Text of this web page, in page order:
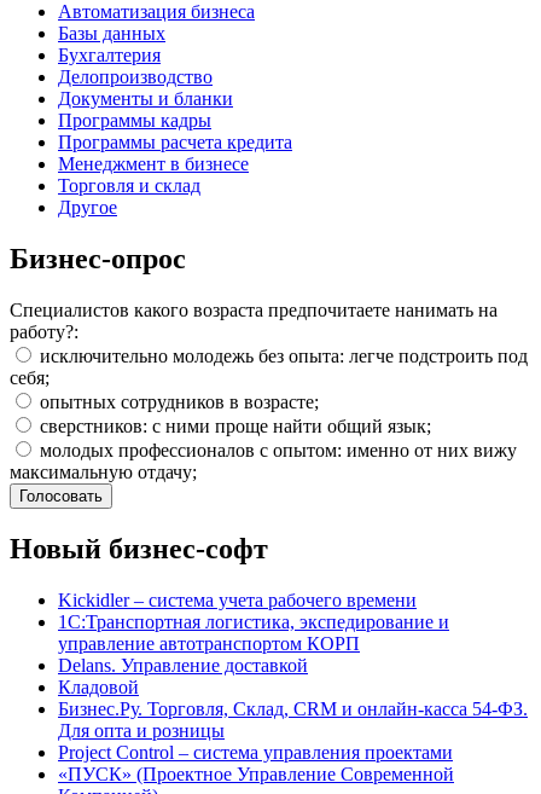
Автоматизация бизнеса
Базы данных
Бухгалтерия
Делопроизводство
Документы и бланки
Программы кадры
Программы расчета кредита
Менеджмент в бизнесе
Торговля и склад
Другое
Бизнес-опрос
Специалистов какого возраста предпочитаете нанимать на
работу?:
исключительно молодежь без опыта: легче подстроить под
себя;
опытных сотрудников в возрасте;
сверстников: с ними проще найти общий язык;
молодых профессионалов с опытом: именно от них вижу
максимальную отдачу;
Новый бизнес-софт
Kickidler – система учета рабочего времени
1С:Транспортная логистика, экспедирование и
управление автотранспортом КОРП
Delans. Управление доставкой
Кладовой
Бизнес.Ру. Торговля, Склад, CRM и онлайн-касса 54-ФЗ.
Для опта и розницы
Project Сontrol – система управления проектами
«ПУСК» (Проектное Управление Современной